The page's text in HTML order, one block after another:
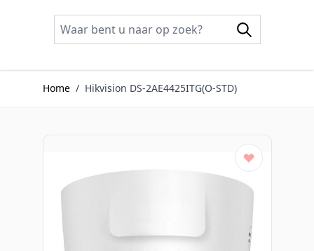
Home / Hikvision DS-2AE4425ITG(O-STD)